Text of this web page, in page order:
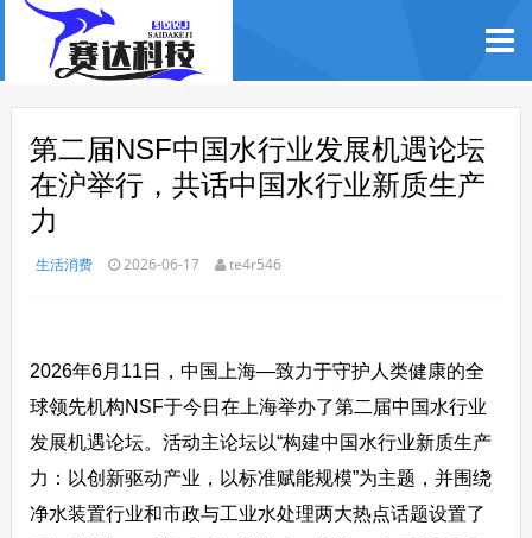
第二届NSF中国水行业发展机遇论坛
在沪举行，共话中国水行业新质生产
力
生活消费 2026-06-17 te4r546
2026年6月11日，中国上海―致力于守护人类健康的全
球领先机构NSF于今日在上海举办了第二届中国水行业
发展机遇论坛。活动主论坛以“构建中国水行业新质生产
力：以创新驱动产业，以标准赋能规模”为主题，并围绕
净水装置行业和市政与工业水处理两大热点话题设置了